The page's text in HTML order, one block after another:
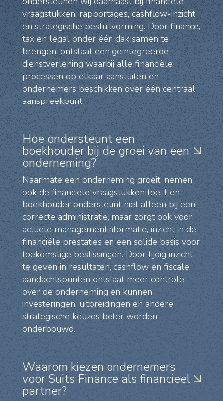
vraagstukken, rapportages, cashflow-inzicht
en strategische besluitvorming. Door finance,
tax en legal onder één dak samen te
brengen, ontstaat een geïntegreerde
dienstverlening waarbij alle financiële
processen op elkaar aansluiten en
ondernemers beschikken over één centraal
aanspreekpunt.
Hoe ondersteunt een
boekhouder bij de groei van een
onderneming?
Naarmate een onderneming groeit, nemen
ook de financiële vraagstukken toe. Een
boekhouder ondersteunt niet alleen bij een
correcte administratie, maar zorgt ook voor
actuele managementinformatie, inzicht in de
financiële prestaties en een solide basis voor
toekomstige beslissingen. Door tijdig inzicht
te geven in resultaten, cashflow en fiscale
aandachtspunten ontstaat meer controle
over de onderneming en kunnen
investeringen, uitbreidingen en andere
strategische keuzes beter worden
onderbouwd.
Waarom kiezen ondernemers
voor Suits Finance als financieel
partner?